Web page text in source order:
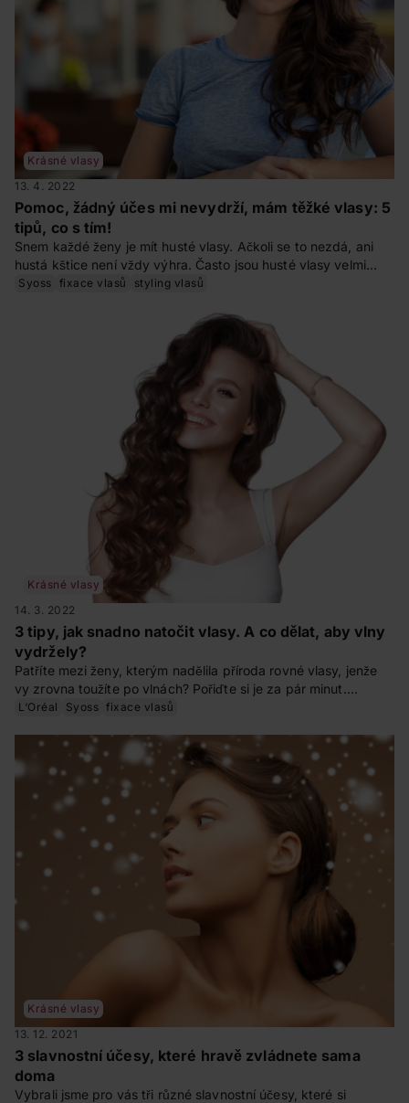
Krásné vlasy
13. 4. 2022
Pomoc, žádný účes mi nevydrží, mám těžké vlasy: 5
tipů, co s tím!
Snem každé ženy je mít husté vlasy. Ačkoli se to nezdá, ani
hustá kštice není vždy výhra. Často jsou husté vlasy velmi
těžké, nepoddajné, nedrží tvar a těžko se jakkoli upravují. Co s
Syoss fixace vlasů styling vlasů
Krásné vlasy
14. 3. 2022
3 tipy, jak snadno natočit vlasy. A co dělat, aby vlny
vydržely?
Patříte mezi ženy, kterým nadělila příroda rovné vlasy, jenže
vy zrovna toužíte po vlnách? Pořiďte si je za pár minut.
Způsobů, jak to udělat, a hlavně zajistit, aby vydržely celý
pomocí slaného spreje. Jak na to?
L‘Oréal Syoss fixace vlasů
Krásné vlasy
13. 12. 2021
3 slavnostní účesy, které hravě zvládnete sama
doma
Vybrali jsme pro vás tři různé slavnostní účesy, které si